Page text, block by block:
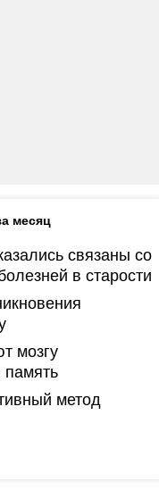
месяц
связаны со
в старости
мозгу
метод